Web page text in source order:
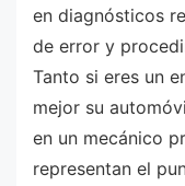
en diagnósticos
de error y
Tanto si eres un
mejor su
en un mecánico
representan el